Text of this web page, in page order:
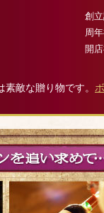
創
周
開
素敵な贈り物です。